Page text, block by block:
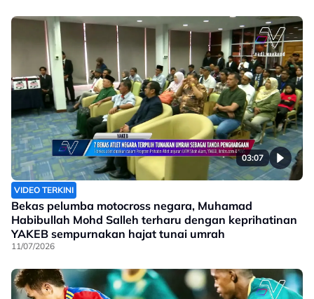
03:07
VIDEO TERKINI
Bekas pelumba motocross negara, Muhamad
Habibullah Mohd Salleh terharu dengan keprihatinan
YAKEB sempurnakan hajat tunai umrah
11/07/2026